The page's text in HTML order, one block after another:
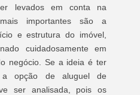
levados em conta na
importantes são a
e estrutura do imóvel,
cuidadosamente em
negócio. Se a ideia é ter
opção de aluguel de
ser analisada, pois os